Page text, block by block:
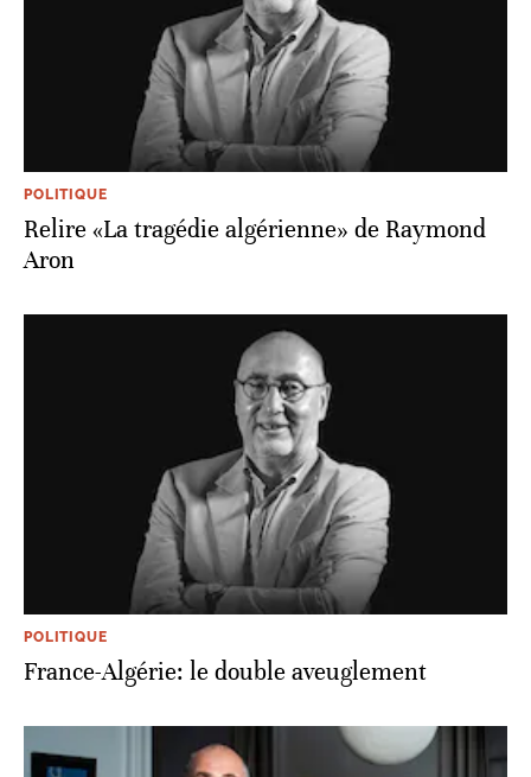
POLITIQUE
Relire «La tragédie algérienne» de Raymond
Aron
POLITIQUE
France-Algérie: le double aveuglement